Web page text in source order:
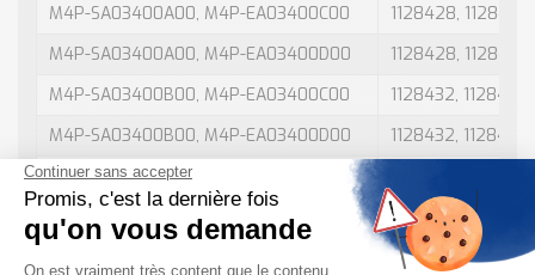
M4P-SA03400A00, M4P-EA03400C00
1128428, 1128436
M4P-SA03400A00, M4P-EA03400D00
1128428, 1128439
M4P-SA03400B00, M4P-EA03400C00
1128432, 1128436
M4P-SA03400B00, M4P-EA03400D00
1128432, 1128439
M4P-SA04300A00, M4P-EA04300C00
M4P-SA04300A00, M4P-EA04300D00
1128429, 1128440
1128433, 1128437